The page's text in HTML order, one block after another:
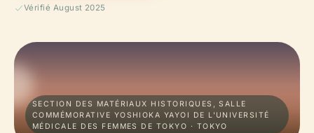
Vérifié August 2025
SECTION DES MATÉRIAUX HISTORIQUES, SALLE
COMMÉMORATIVE YOSHIOKA YAYOI DE L'UNIVERSITÉ
MÉDICALE DES FEMMES DE TOKYO · TOKYO